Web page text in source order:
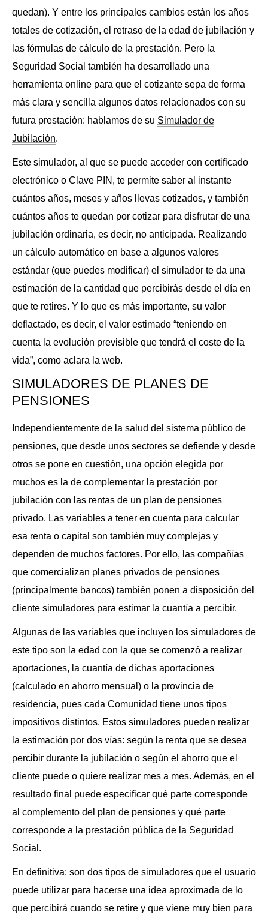
quedan). Y entre los principales cambios están los años
totales de cotización, el retraso de la edad de jubilación y
las fórmulas de cálculo de la prestación. Pero la
Seguridad Social también ha desarrollado una
herramienta online para que el cotizante sepa de forma
más clara y sencilla algunos datos relacionados con su
futura prestación: hablamos de su Simulador de
Jubilación.
Este simulador, al que se puede acceder con certificado
electrónico o Clave PIN, te permite saber al instante
cuántos años, meses y años llevas cotizados, y también
cuántos años te quedan por cotizar para disfrutar de una
jubilación ordinaria, es decir, no anticipada. Realizando
un cálculo automático en base a algunos valores
estándar (que puedes modificar) el simulador te da una
estimación de la cantidad que percibirás desde el día en
que te retires. Y lo que es más importante, su valor
deflactado, es decir, el valor estimado “teniendo en
cuenta la evolución previsible que tendrá el coste de la
vida”, como aclara la web.
SIMULADORES DE PLANES DE
PENSIONES
Independientemente de la salud del sistema público de
pensiones, que desde unos sectores se defiende y desde
otros se pone en cuestión, una opción elegida por
muchos es la de complementar la prestación por
jubilación con las rentas de un plan de pensiones
privado. Las variables a tener en cuenta para calcular
esa renta o capital son también muy complejas y
dependen de muchos factores. Por ello, las compañías
que comercializan planes privados de pensiones
(principalmente bancos) también ponen a disposición del
cliente simuladores para estimar la cuantía a percibir.
Algunas de las variables que incluyen los simuladores de
este tipo son la edad con la que se comenzó a realizar
aportaciones, la cuantía de dichas aportaciones
(calculado en ahorro mensual) o la provincia de
residencia, pues cada Comunidad tiene unos tipos
impositivos distintos. Estos simuladores pueden realizar
la estimación por dos vías: según la renta que se desea
percibir durante la jubilación o según el ahorro que el
cliente puede o quiere realizar mes a mes. Además, en el
resultado final puede especificar qué parte corresponde
al complemento del plan de pensiones y qué parte
corresponde a la prestación pública de la Seguridad
Social.
En definitiva: son dos tipos de simuladores que el usuario
puede utilizar para hacerse una idea aproximada de lo
que percibirá cuando se retire y que viene muy bien para